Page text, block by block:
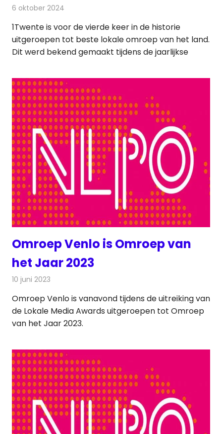
6 oktober 2024
1Twente is voor de vierde keer in de historie
uitgeroepen tot beste lokale omroep van het land.
Dit werd bekend gemaakt tijdens de jaarlijkse
Omroep Venlo is Omroep van
het Jaar 2023
10 juni 2023
Omroep Venlo is vanavond tijdens de uitreiking van
de Lokale Media Awards uitgeroepen tot Omroep
van het Jaar 2023.